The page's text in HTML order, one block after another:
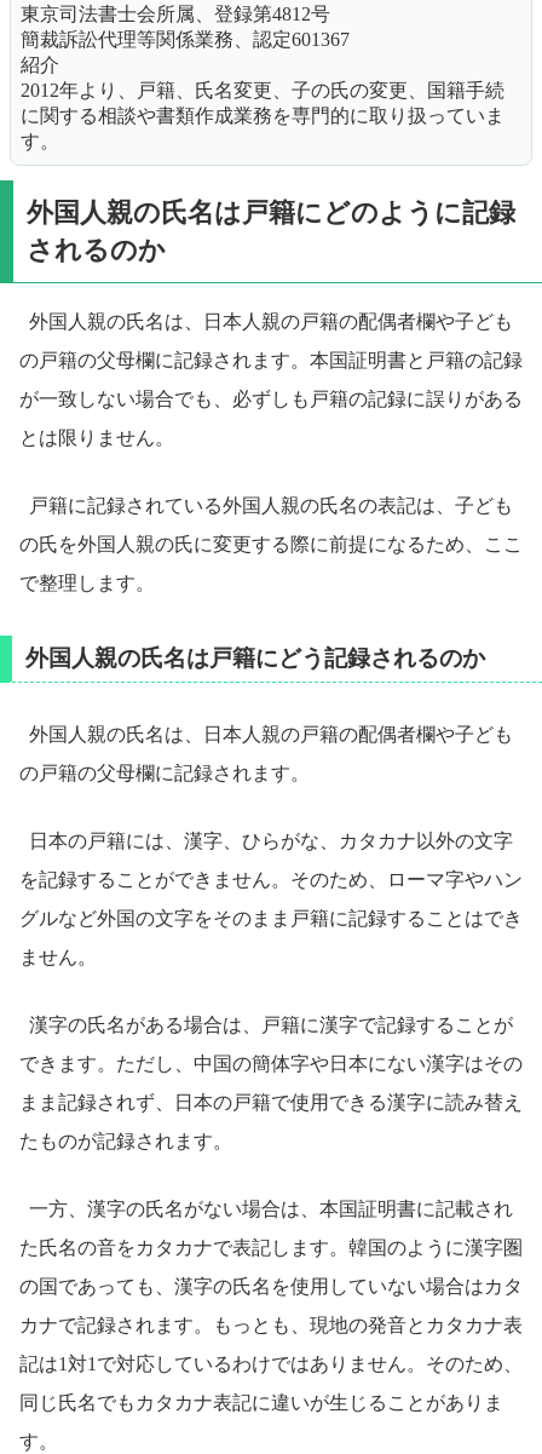
東京司法書士会所属、登録第4812号
簡裁訴訟代理等関係業務、認定601367
紹介
2012年より、戸籍、氏名変更、子の氏の変更、国籍手続
に関する相談や書類作成業務を専門的に取り扱っていま
す。
外国人親の氏名は戸籍にどのように記録
されるのか
外国人親の氏名は、日本人親の戸籍の配偶者欄や子ども
の戸籍の父母欄に記録されます。本国証明書と戸籍の記録
が一致しない場合でも、必ずしも戸籍の記録に誤りがある
とは限りません。
戸籍に記録されている外国人親の氏名の表記は、子ども
の氏を外国人親の氏に変更する際に前提になるため、ここ
で整理します。
外国人親の氏名は戸籍にどう記録されるのか
外国人親の氏名は、日本人親の戸籍の配偶者欄や子ども
の戸籍の父母欄に記録されます。
日本の戸籍には、漢字、ひらがな、カタカナ以外の文字
を記録することができません。そのため、ローマ字やハン
グルなど外国の文字をそのまま戸籍に記録することはでき
ません。
漢字の氏名がある場合は、戸籍に漢字で記録することが
できます。ただし、中国の簡体字や日本にない漢字はその
まま記録されず、日本の戸籍で使用できる漢字に読み替え
たものが記録されます。
一方、漢字の氏名がない場合は、本国証明書に記載され
た氏名の音をカタカナで表記します。韓国のように漢字圏
の国であっても、漢字の氏名を使用していない場合はカタ
カナで記録されます。もっとも、現地の発音とカタカナ表
記は1対1で対応しているわけではありません。そのため、
同じ氏名でもカタカナ表記に違いが生じることがありま
す。